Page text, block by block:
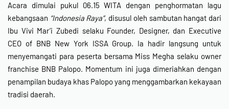
Acara dimulai pukul 06.15 WITA dengan penghormatan lagu
kebangsaan “Indonesia Raya”, disusul oleh sambutan hangat dari
Ibu Vivi Mar’i Zubedi selaku Founder, Designer, dan Executive
CEO of BNB New York ISSA Group. Ia hadir langsung untuk
menyemangati para peserta bersama Miss Megha selaku owner
franchise BNB Palopo. Momentum ini juga dimeriahkan dengan
penampilan budaya khas Palopo yang menggambarkan kekayaan
tradisi daerah.